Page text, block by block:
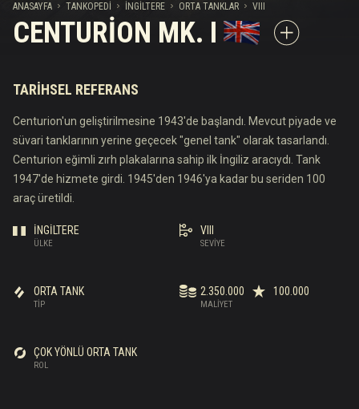
ANASAYFA TANKOPEDI İNGILTERE ORTA TANKLAR VIII
CENTURION MK. I
TARIHSEL REFERANS
Centurion'un geliştirilmesine 1943'de başlandı. Mevcut piyade ve
süvari tanklarının yerine geçecek "genel tank" olarak tasarlandı.
Centurion eğimli zırh plakalarına sahip ilk İngiliz aracıydı. Tank
1947'de hizmete girdi. 1945'den 1946'ya kadar bu seriden 100
araç üretildi.
ÜLKE
İNGILTERE
SEVIYE
VIII
TIP
ORTA TANK
MALIYET
2.350.000 100.000
ROL
ÇOK YÖNLÜ ORTA TANK